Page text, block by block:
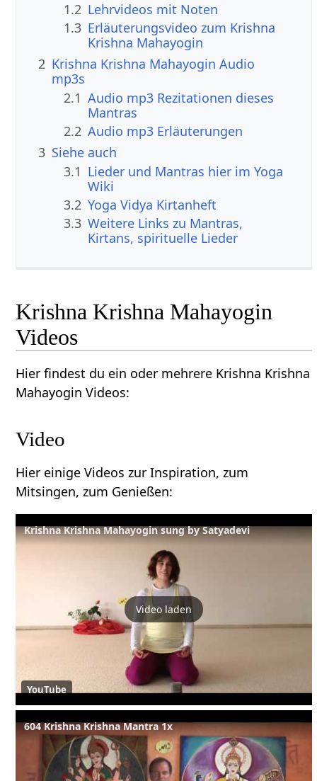
1.2 Lehrvideos mit Noten
1.3 Erläuterungsvideo zum Krishna
Krishna Mahayogin
2 Krishna Krishna Mahayogin Audio
mp3s
2.1 Audio mp3 Rezitationen dieses
Mantras
2.2 Audio mp3 Erläuterungen
3 Siehe auch
3.1 Lieder und Mantras hier im Yoga
Wiki
3.2 Yoga Vidya Kirtanheft
3.3 Weitere Links zu Mantras,
Kirtans, spirituelle Lieder
Krishna Krishna Mahayogin
Videos
Hier findest du ein oder mehrere Krishna Krishna
Mahayogin Videos:
Video
Hier einige Videos zur Inspiration, zum
Mitsingen, zum Genießen:
Krishna Krishna Mahayogin sung by Satyadevi
Video laden
YouTube
604 Krishna Krishna Mantra 1x